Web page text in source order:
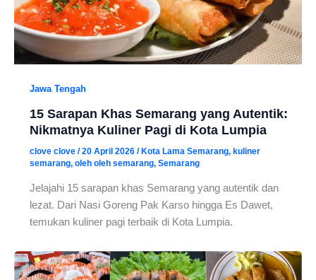
Jawa Tengah
15 Sarapan Khas Semarang yang Autentik:
Nikmatnya Kuliner Pagi di Kota Lumpia
clove clove /20 April 2026 /Kota Lama Semarang, kuliner
semarang, oleh oleh semarang, Semarang
Jelajahi 15 sarapan khas Semarang yang autentik dan
lezat. Dari Nasi Goreng Pak Karso hingga Es Dawet,
temukan kuliner pagi terbaik di Kota Lumpia.